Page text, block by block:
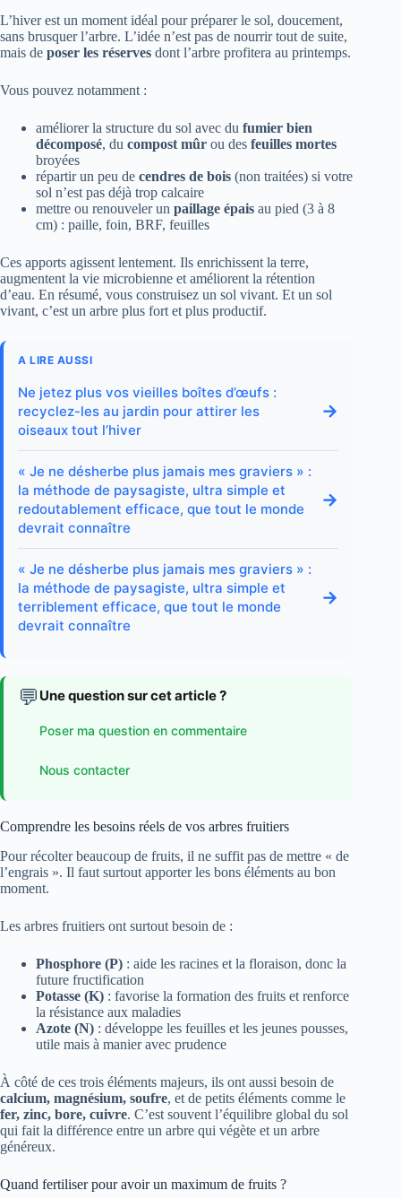
L’hiver est un moment idéal pour préparer le sol, doucement,
sans brusquer l’arbre. L’idée n’est pas de nourrir tout de suite,
mais de poser les réserves dont l’arbre profitera au printemps.
Vous pouvez notamment :
améliorer la structure du sol avec du fumier bien
décomposé, du compost mûr ou des feuilles mortes
broyées
répartir un peu de cendres de bois (non traitées) si votre
sol n’est pas déjà trop calcaire
mettre ou renouveler un paillage épais au pied (3 à 8
cm) : paille, foin, BRF, feuilles
Ces apports agissent lentement. Ils enrichissent la terre,
augmentent la vie microbienne et améliorent la rétention
d’eau. En résumé, vous construisez un sol vivant. Et un sol
vivant, c’est un arbre plus fort et plus productif.
A LIRE AUSSI
Ne jetez plus vos vieilles boîtes d’œufs :
recyclez-les au jardin pour attirer les
oiseaux tout l’hiver
→
« Je ne désherbe plus jamais mes graviers » :
la méthode de paysagiste, ultra simple et
redoutablement efficace, que tout le monde
devrait connaître
→
« Je ne désherbe plus jamais mes graviers » :
la méthode de paysagiste, ultra simple et
terriblement efficace, que tout le monde
devrait connaître
→
💬 Une question sur cet article ?
Poser ma question en commentaire
Nous contacter
Comprendre les besoins réels de vos arbres fruitiers
Pour récolter beaucoup de fruits, il ne suffit pas de mettre « de
l’engrais ». Il faut surtout apporter les bons éléments au bon
moment.
Les arbres fruitiers ont surtout besoin de :
Phosphore (P) : aide les racines et la floraison, donc la
future fructification
Potasse (K) : favorise la formation des fruits et renforce
la résistance aux maladies
Azote (N) : développe les feuilles et les jeunes pousses,
utile mais à manier avec prudence
À côté de ces trois éléments majeurs, ils ont aussi besoin de
calcium, magnésium, soufre, et de petits éléments comme le
fer, zinc, bore, cuivre. C’est souvent l’équilibre global du sol
qui fait la différence entre un arbre qui végète et un arbre
généreux.
Quand fertiliser pour avoir un maximum de fruits ?